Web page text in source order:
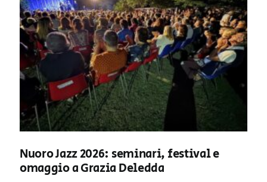
Nuoro Jazz 2026: seminari, festival e
omaggio a Grazia Deledda